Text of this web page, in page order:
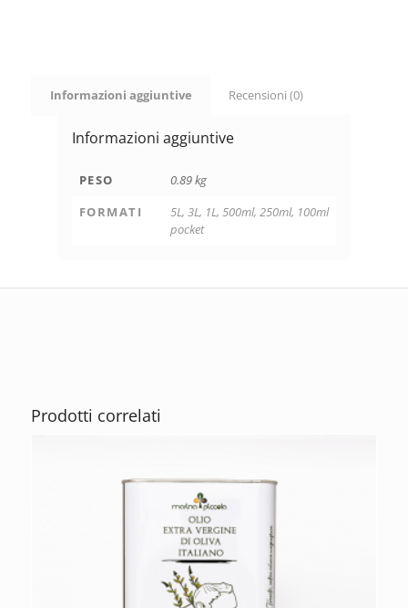
Informazioni aggiuntive Recensioni (0)
Informazioni aggiuntive
PESO
0.89 kg
FORMATI
5L, 3L, 1L, 500ml, 250ml, 100ml
pocket
Prodotti correlati